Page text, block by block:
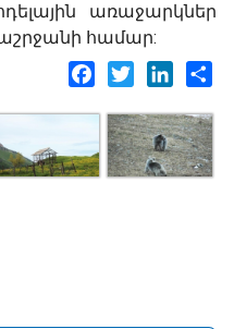
առաջարկներ
համար:
Facebook
Twitter